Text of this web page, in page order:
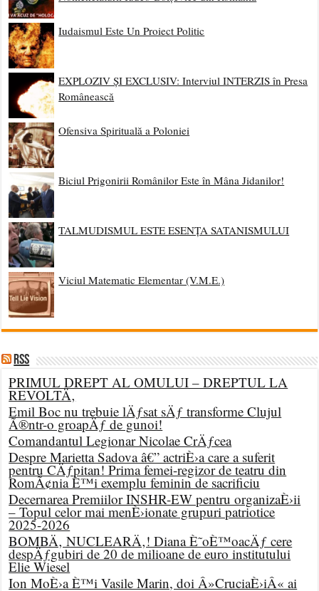
Iudaismul Este Un Proiect Politic
EXPLOZIV ȘI EXCLUSIV: Interviul INTERZIS în Presa
Românească
Ofensiva Spirituală a Poloniei
Biciul Prigonirii Românilor Este în Mâna Jidanilor!
TALMUDISMUL ESTE ESENȚA SATANISMULUI
Viciul Matematic Elementar (V.M.E.)
RSS
PRIMUL DREPT AL OMULUI – DREPTUL LA
REVOLTÄ‚
Emil Boc nu trebuie lÄƒsat sÄƒ transforme Clujul
Ã®ntr-o groapÄƒ de gunoi!
Comandantul Legionar Nicolae CrÄƒcea
Despre Marietta Sadova â€” actriÈ›a care a suferit
pentru CÄƒpitan! Prima femei-regizor de teatru din
RomÃ¢nia È™i exemplu feminin de sacrificiu
Decernarea Premiilor INSHR-EW pentru organizaÈ›ii
– Topul celor mai menÈ›ionate grupuri patriotice
2025-2026
BOMBÄ‚ NUCLEARÄ‚! Diana È˜oÈ™oacÄƒ cere
despÄƒgubiri de 20 de milioane de euro institutului
Elie Wiesel
Ion MoÈ›a È™i Vasile Marin, doi Â»CruciaÈ›iÂ« ai